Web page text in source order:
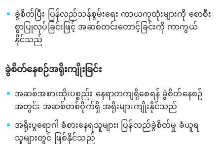
ခွဲစိတ်ပြီး ပြန်လည်သန်စွမ်းရေး ကာယကုထုံးများကို စောစီး
စွာပြုလုပ်ခြင်းဖြင့် အဆစ်တင်းတောင့်ခြင်းကို ကာကွယ်
နိုင်သည်
ခွဲစိတ်နေစဉ်အရိုးကျိုးခြင်း
အဆစ်အစားထိုးပစ္စည်း နေရာတကျရှိစေရန် ခွဲစိတ်နေစဉ်
အတွင်း အဆစ်တစ်ဝိုက်ရှိ အရိုးများကျိုးနိုင်သည်
အရိုးပွရောဂါ ခံစားနေရသူများ၊ ပြန်လည်ခွဲစိတ်မှု ခံယူရ
သူများတွင် ဖြစ်နိုင်သည်